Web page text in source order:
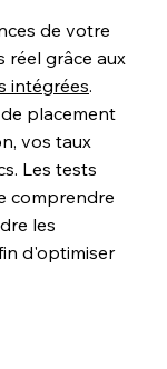
de votre
réel grâce aux
intégrées.
placement
vos taux
Les tests
comprendre
les
d'optimiser